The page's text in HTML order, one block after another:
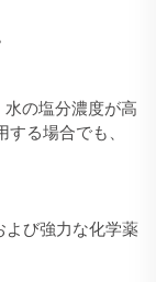
の塩分濃度が高
る場合でも、
よび強力な化学薬